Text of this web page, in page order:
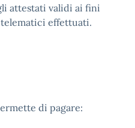
attestati validi ai fini
effettuati.
di pagare: